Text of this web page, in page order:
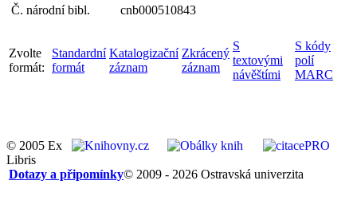
Č. národní bibl.
cnb000510843
Zvolte
formát:
Standardní
formát
Katalogizační
záznam
Zkrácený
záznam
S
textovými
návěštími
S kódy
polí
MARC
© 2005 Ex
Libris
© 2009 - 2026 Ostravská univerzita
Dotazy a připomínky